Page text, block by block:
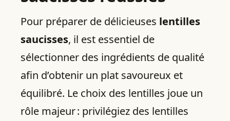
Pour préparer de délicieuses lentilles
saucisses, il est essentiel de
sélectionner des ingrédients de qualité
afin d’obtenir un plat savoureux et
équilibré. Le choix des lentilles joue un
rôle majeur : privilégiez des lentilles